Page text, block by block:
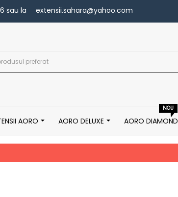
sau la extensii.sahara@yahoo.com
AORO AORO DELUXE
NOU
AORO DIAMOND